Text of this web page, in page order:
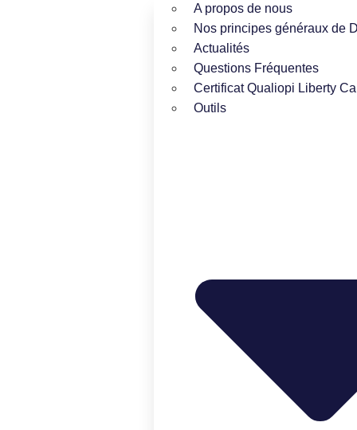
A propos de nous
Nos principes généraux de
Actualités
Questions Fréquentes
Certificat Qualiopi Liberty
Outils